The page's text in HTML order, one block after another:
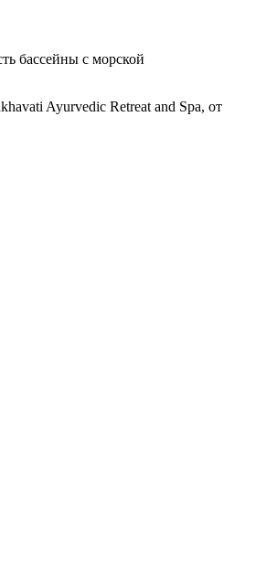
бассейны с морской
Ayurvedic Retreat and Spa, от